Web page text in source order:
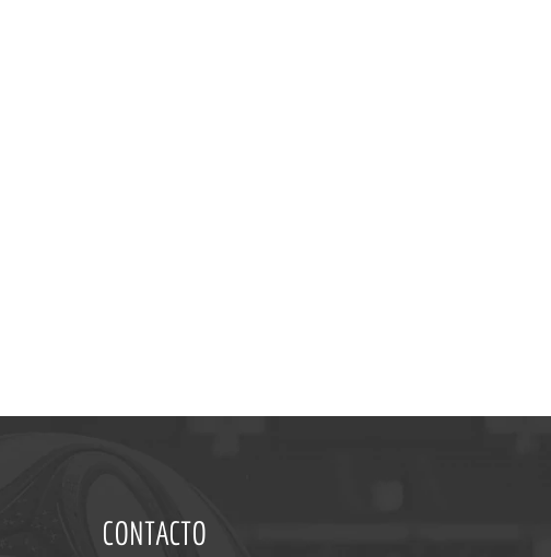
CONTACTO